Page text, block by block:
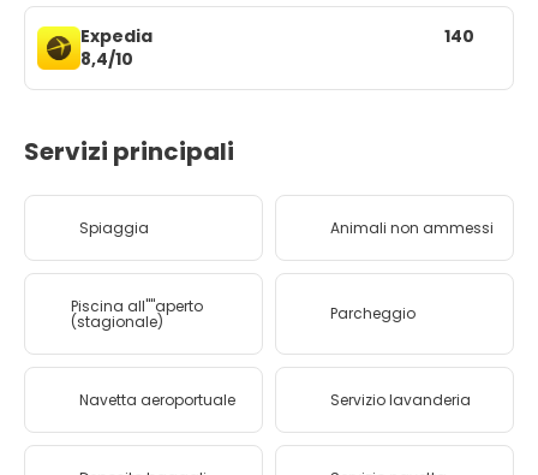
Expedia
8,4/10
140
Servizi principali
Spiaggia Animali non ammessi
Piscina all''''aperto
(stagionale) Parcheggio
Navetta aeroportuale Servizio lavanderia